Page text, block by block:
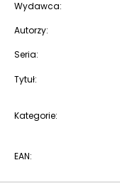
Wydawca:
Autorzy:
Seria:
Tytuł:
Kategorie:
EAN: